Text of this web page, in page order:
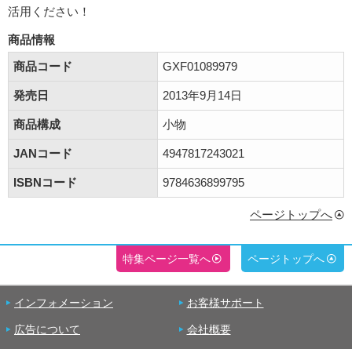
活用ください！
商品情報
商品コード
GXF01089979
発売日 2013年9月14日
商品構成 小物
JANコード 4947817243021
ISBNコード 9784636899795
ページトップへ
特集ページ一覧へ ページトップへ
インフォメーション お客様サポート
広告について 会社概要